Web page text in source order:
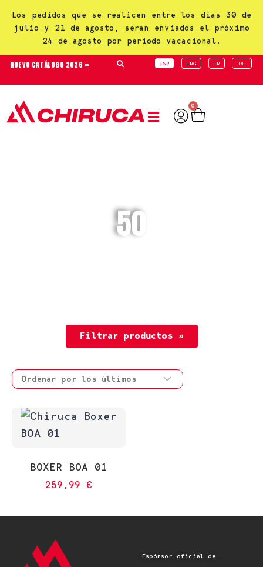
Los pedidos que se realicen entre los días 30 de
julio y 21 de agosto, serán enviados el próximo
24 de agosto por periodo vacacional.
NUEVO CATÁLOGO 2026 » ESP ENG FR DE
0
50
Filtrar productos »
BOXER BOA 01
259,99 €
Espónsor oficial de: